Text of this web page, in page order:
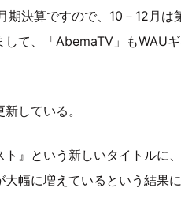
決算ですので、10－12月は
して、「AbemaTV」もWAU
している。
』という新しいタイトルに
幅に増えているという結果に